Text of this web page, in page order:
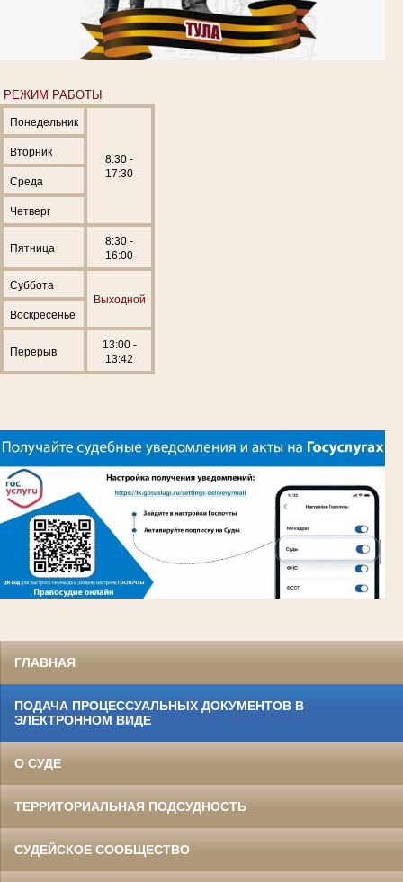
РЕЖИМ РАБОТЫ
Понедельник
8:30 -
17:30
Вторник
Среда
Четверг
Пятница
8:30 -
16:00
Суббота
Выходной
Воскресенье
Перерыв
13:00 -
13:42
ГЛАВНАЯ
ПОДАЧА ПРОЦЕССУАЛЬНЫХ ДОКУМЕНТОВ В
ЭЛЕКТРОННОМ ВИДЕ
О СУДЕ
ТЕРРИТОРИАЛЬНАЯ ПОДСУДНОСТЬ
СУДЕЙСКОЕ СООБЩЕСТВО